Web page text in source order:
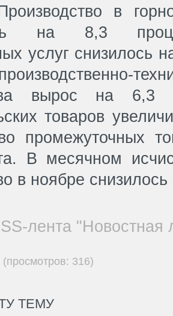
в
на 8,3
услуг снизилось
вырос на 6,3
товаров
промежуточных
В месячном
в ноябре
лента "Новостная
316)
ТЕМУ